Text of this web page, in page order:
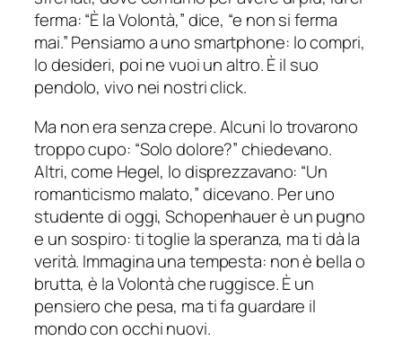
ferma: “È la Volontà,” dice, “e non si ferma
mai.” Pensiamo a uno smartphone: lo compri,
lo desideri, poi ne vuoi un altro. È il suo
pendolo, vivo nei nostri click.
Ma non era senza crepe. Alcuni lo trovarono
troppo cupo: “Solo dolore?” chiedevano.
Altri, come Hegel, lo disprezzavano: “Un
romanticismo malato,” dicevano. Per uno
studente di oggi, Schopenhauer è un pugno
e un sospiro: ti toglie la speranza, ma ti dà la
verità. Immagina una tempesta: non è bella o
brutta, è la Volontà che ruggisce. È un
pensiero che pesa, ma ti fa guardare il
mondo con occhi nuovi.